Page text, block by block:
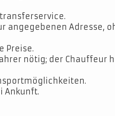
angegebenen Adresse,
Preise.
nötig; der Chauffeur
Ankunft.